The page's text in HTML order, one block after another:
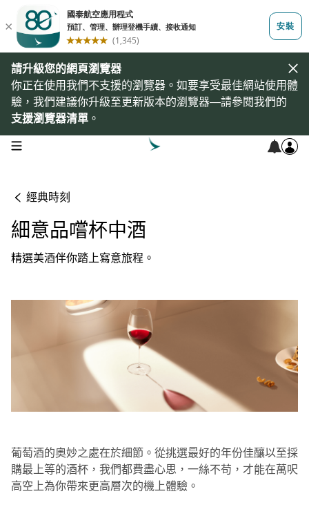
請升級您的網頁瀏覽器
你正在使用我們不支援的瀏覽器。如要享受最佳網站使用體
驗，我們建議你升級至更新版本的瀏覽器—請參閱我們的
支援瀏覽器清單 。
open navigation menu
經典時刻
細意品嚐杯中酒
精選美酒伴你踏上寫意旅程。
葡萄酒的奧妙之處在於細節。從挑選最好的年份佳釀以至採
購最上等的酒杯，我們都費盡心思，一絲不苟，才能在萬呎
高空上為你帶來更高層次的機上體驗。